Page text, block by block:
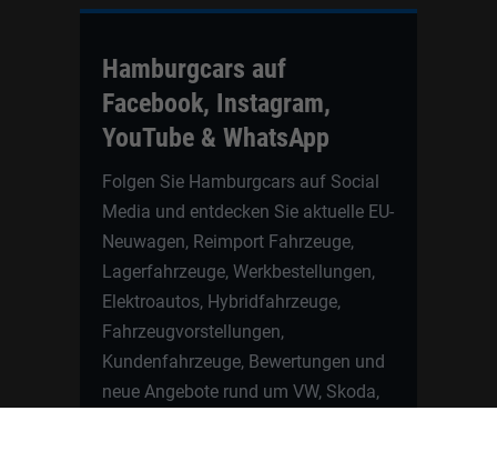
Hamburgcars auf
Facebook, Instagram,
YouTube & WhatsApp
Folgen Sie Hamburgcars auf Social
Media und entdecken Sie aktuelle EU-
Neuwagen, Reimport Fahrzeuge,
Lagerfahrzeuge, Werkbestellungen,
Elektroautos, Hybridfahrzeuge,
Fahrzeugvorstellungen,
Kundenfahrzeuge, Bewertungen und
neue Angebote rund um VW, Skoda,